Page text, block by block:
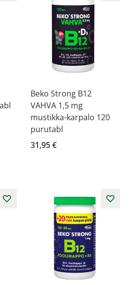
Beko Strong B12
VAHVA 1,5 mg
mustikka-karpalo 120
purutabl
31,95 €